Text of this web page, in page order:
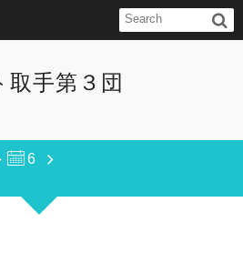
手第３団
6